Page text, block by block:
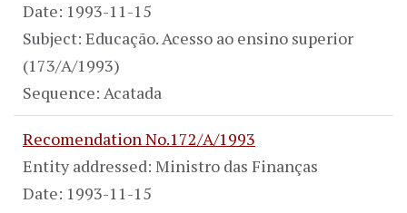
Date: 1993-11-15
Subject: Educação. Acesso ao ensino superior
(173/A/1993)
Sequence: Acatada
Recomendation No.172/A/1993
Entity addressed: Ministro das Finanças
Date: 1993-11-15